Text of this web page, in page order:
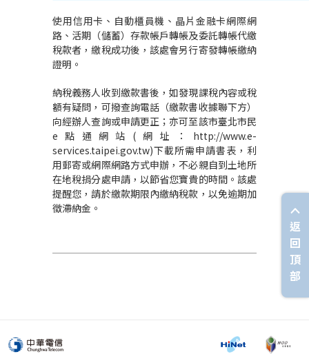
使用信用卡、自動櫃員機、晶片金融卡網際網
路、活期（儲蓄）存款帳戶轉帳及委託轉帳代繳
稅款者，繳稅成功後，該處會另行寄發轉帳繳納
證明。
納稅義務人收到繳款書後，如發現課稅內容或稅
額有疑問，可撥查詢電話（繳款書收據聯下方）
向經辦人查詢或申請更正；亦可至該市臺北市民
e點通網站(網址：http://www.e-
services.taipei.gov.tw)下載所需申請書表，利
用郵寄或網際網路方式申辦，不必親自到土地所
在地稅捐分處申請，以節省您寶貴的時間。該處
提醒您，請於繳款期限內繳納稅款，以免逾期加
徵滯納金。
返
回
頂
部